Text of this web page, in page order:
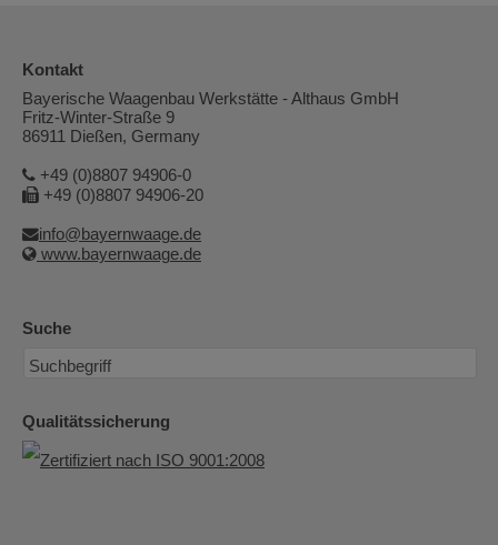
Kontakt
Bayerische Waagenbau Werkstätte - Althaus GmbH
Fritz-Winter-Straße 9
86911 Dießen, Germany
+49 (0)8807 94906-0
+49 (0)8807 94906-20
info@bayernwaage.de
www.bayernwaage.de
Suche
Qualitätssicherung